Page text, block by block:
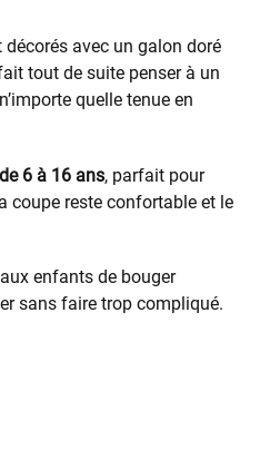
avec un galon doré
tout de suite penser à un
quelle tenue en
6 à 16 ans, parfait pour
coupe reste confortable et le
enfants de bouger
sans faire trop compliqué.